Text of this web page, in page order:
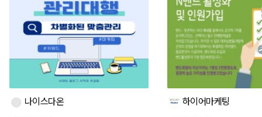
나이스다온
하이어마케팅